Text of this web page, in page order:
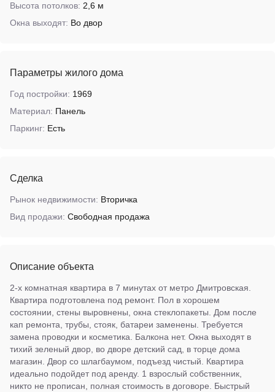
Высота потолков: 2,6 м
Окна выходят: Во двор
Параметры жилого дома
Год постройки: 1969
Материал: Панель
Паркинг: Есть
Сделка
Рынок недвижимости: Вторичка
Вид продажи: Свободная продажа
Описание объекта
2-х комнатная квартира в 7 минутах от метро Дмитровская.
Квартира подготовлена под ремонт. Пол в хорошем
состоянии, стены выровнены, окна стеклопакеты. Дом после
кап ремонта, трубы, стояк, батареи заменены. Требуется
замена проводки и косметика. Балкона нет. Окна выходят в
тихий зеленый двор, во дворе детский сад, в торце дома
магазин. Двор со шлагбаумом, подъезд чистый. Квартира
идеально подойдет под аренду. 1 взрослый собственник,
никто не прописан, полная стоимость в договоре. Быстрый